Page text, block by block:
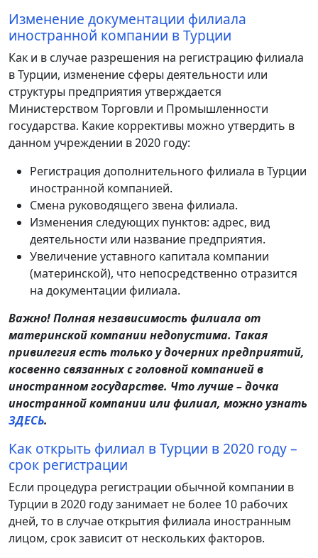
Изменение документации филиала
иностранной компании в Турции
Как и в случае разрешения на регистрацию филиала
в Турции, изменение сферы деятельности или
структуры предприятия утверждается
Министерством Торговли и Промышленности
государства. Какие коррективы можно утвердить в
данном учреждении в 2020 году:
Регистрация дополнительного филиала в Турции
иностранной компанией.
Смена руководящего звена филиала.
Изменения следующих пунктов: адрес, вид
деятельности или название предприятия.
Увеличение уставного капитала компании
(материнской), что непосредственно отразится
на документации филиала.
Важно! Полная независимость филиала от
материнской компании недопустима. Такая
привилегия есть только у дочерних предприятий,
косвенно связанных с головной компанией в
иностранном государстве. Что лучше – дочка
иностранной компании или филиал, можно узнать
ЗДЕСЬ.
Как открыть филиал в Турции в 2020 году –
срок регистрации
Если процедура регистрации обычной компании в
Турции в 2020 году занимает не более 10 рабочих
дней, то в случае открытия филиала иностранным
лицом, срок зависит от нескольких факторов.